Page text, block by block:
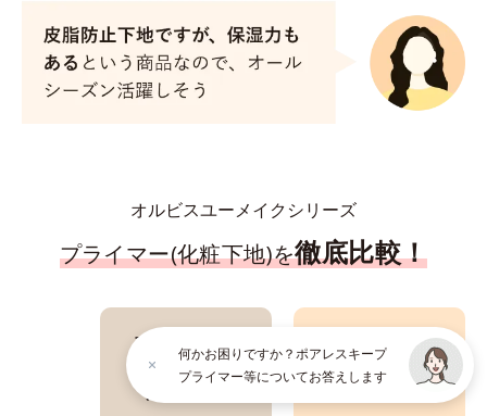
オルビスユーメイクシリーズ
プライマー(化粧下地)を徹底比較！
オルビスユー
トリートメント
プライマー
オルビスユー
ポアレスキープ
プライマー
何かお困りですか？ポアレスキープ
プライマー等についてお答えします